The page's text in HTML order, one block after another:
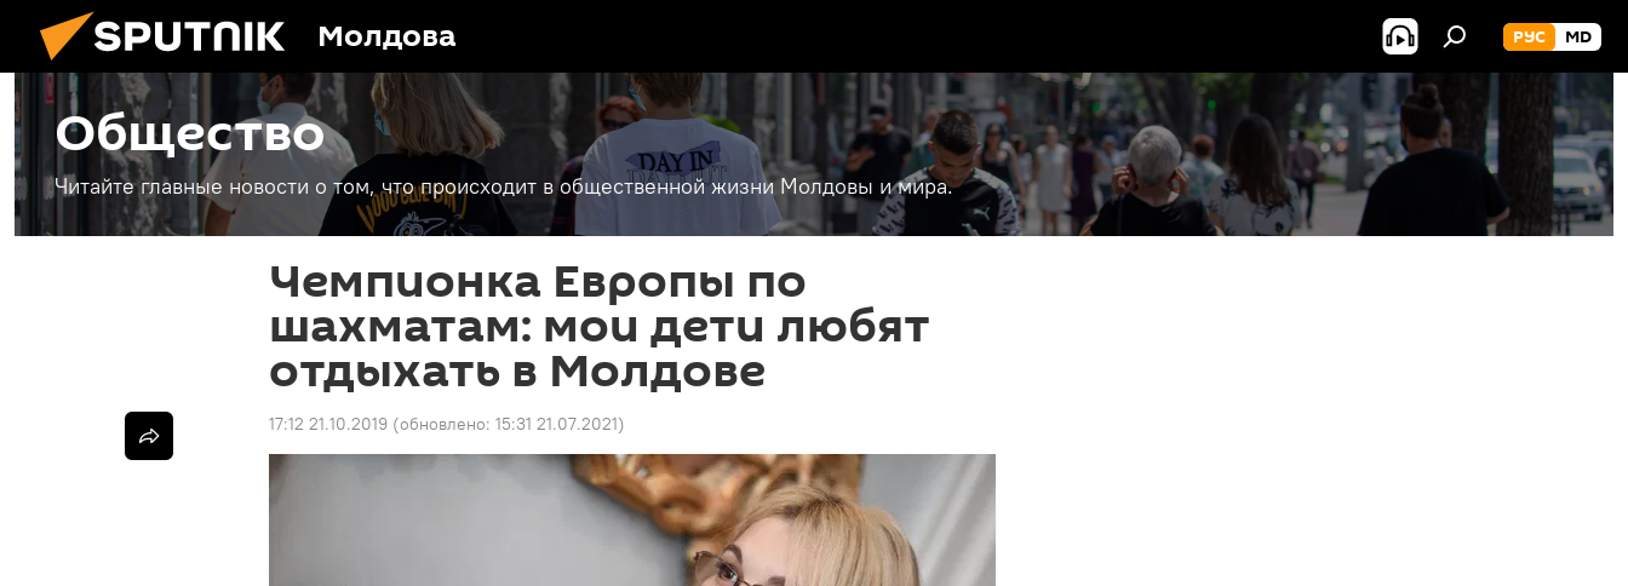
Молдова РУС MD
Общество
Читайте главные новости о том, что происходит в общественной жизни Молдовы и мира.
Чемпионка Европы по
шахматам: мои дети любят
отдыхать в Молдове
17:12 21.10.2019 (обновлено: 15:31 21.07.2021)